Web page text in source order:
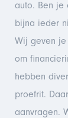
auto. Ben je
bijna ieder
Wij geven
om
hebben
proefrit.
aanvragen.